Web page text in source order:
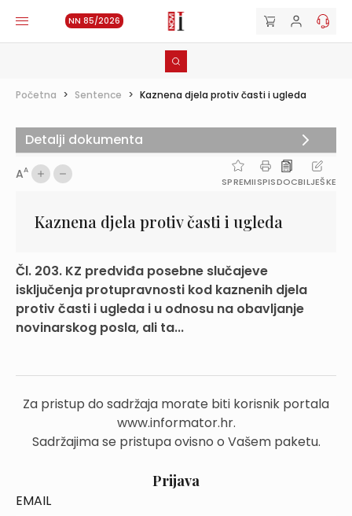
NN 85/2026
Početna > Sentence > Kaznena djela protiv časti i ugleda
AA
SPREMIISPISDOCBILJEŠKE
Kaznena djela protiv časti i ugleda
Čl. 203. KZ predviđa posebne slučajeve
isključenja protupravnosti kod kaznenih djela
protiv časti i ugleda i u odnosu na obavljanje
novinarskog posla, ali ta...
Za pristup do sadržaja morate biti korisnik portala
www.informator.hr.
Sadržajima se pristupa ovisno o Vašem paketu.
Prijava
EMAIL
Detalji dokumenta